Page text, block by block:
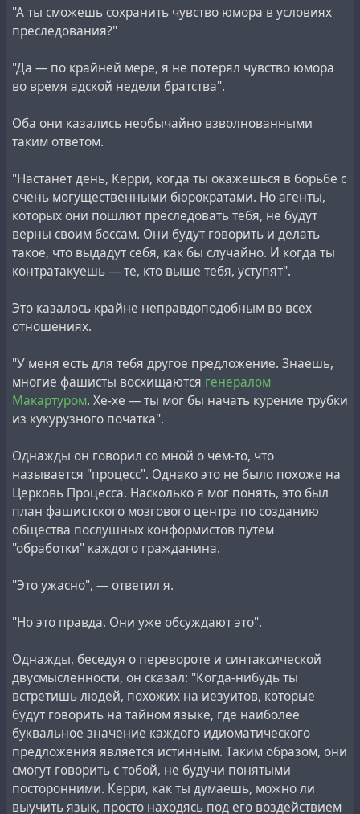
"А ты сможешь сохранить чувство юмора в условиях
преследования?"
"Да — по крайней мере, я не потерял чувство юмора
во время адской недели братства".
Оба они казались необычайно взволнованными
таким ответом.
"Настанет день, Керри, когда ты окажешься в борьбе с
очень могущественными бюрократами. Но агенты,
которых они пошлют преследовать тебя, не будут
верны своим боссам. Они будут говорить и делать
такое, что выдадут себя, как бы случайно. И когда ты
контратакуешь — те, кто выше тебя, уступят".
Это казалось крайне неправдоподобным во всех
отношениях.
"У меня есть для тебя другое предложение. Знаешь,
многие фашисты восхищаются генералом
Макартуром. Хе-хе — ты мог бы начать курение трубки
из кукурузного початка".
Однажды он говорил со мной о чем-то, что
называется "процесс". Однако это не было похоже на
Церковь Процесса. Насколько я мог понять, это был
план фашистского мозгового центра по созданию
общества послушных конформистов путем
"обработки" каждого гражданина.
"Это ужасно", — ответил я.
"Но это правда. Они уже обсуждают это".
Однажды, беседуя о перевороте и синтаксической
двусмысленности, он сказал: "Когда-нибудь ты
встретишь людей, похожих на иезуитов, которые
будут говорить на тайном языке, где наиболее
буквальное значение каждого идиоматического
предложения является истинным. Таким образом, они
смогут говорить с тобой, не будучи понятыми
посторонними. Керри, как ты думаешь, можно ли
выучить язык, просто находясь под его воздействием